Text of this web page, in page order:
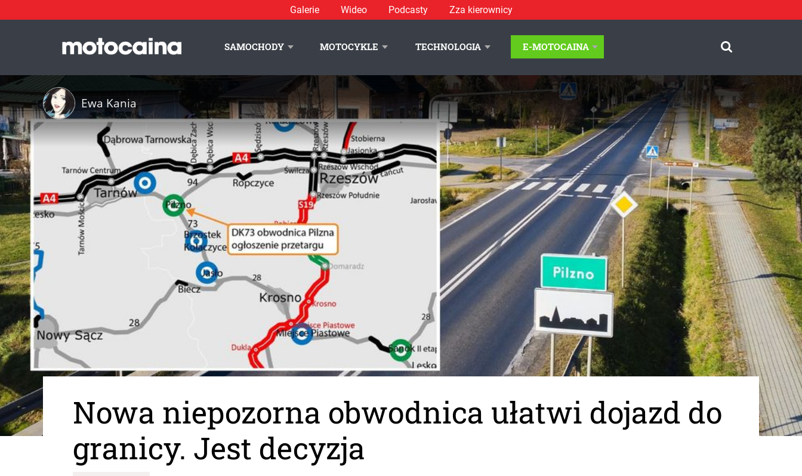
Galerie Wideo Podcasty Zza kierownicy
SAMOCHODY MOTOCYKLE TECHNOLOGIA E-MOTOCAINA
Ewa Kania
Nowa niepozorna obwodnica ułatwi dojazd do
granicy. Jest decyzja